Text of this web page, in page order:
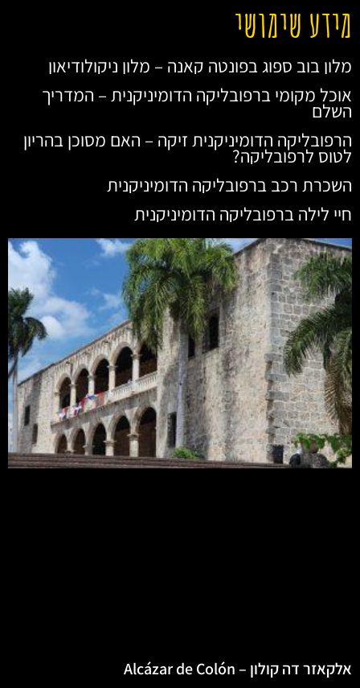
מידע שימושי
מלון בוב ספוג בפונטה קאנה – מלון ניקולודיאון
אוכל מקומי ברפובליקה הדומיניקנית – המדריך
השלם
הרפובליקה הדומיניקנית זיקה – האם מסוכן בהריון
לטוס לרפובליקה?
השכרת רכב ברפובליקה הדומיניקנית
חיי לילה ברפובליקה הדומיניקנית
אלקאזר דה קולון – Alcázar de Colón